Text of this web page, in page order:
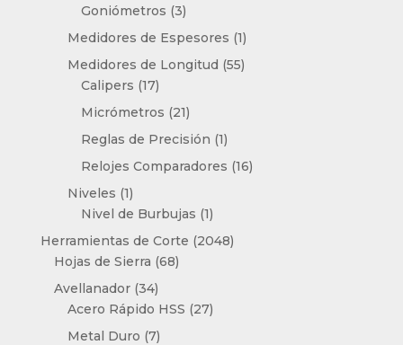
Goniómetros 33
productos
Medidores de Espesores 11
producto
Medidores de Longitud 5555
Calipers 1717
productos
Micrómetros 2121
productos
Reglas de Precisión 11
producto
Relojes Comparadores 1616
Niveles 11
producto
Nivel de Burbujas 11
producto
Herramientas de Corte 20482048
Hojas de Sierra 6868
Avellanador 3434
productos
Acero Rápido HSS 2727
Metal Duro 77